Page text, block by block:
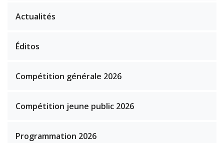
Actualités
Éditos
Compétition générale 2026
Compétition jeune public 2026
Programmation 2026